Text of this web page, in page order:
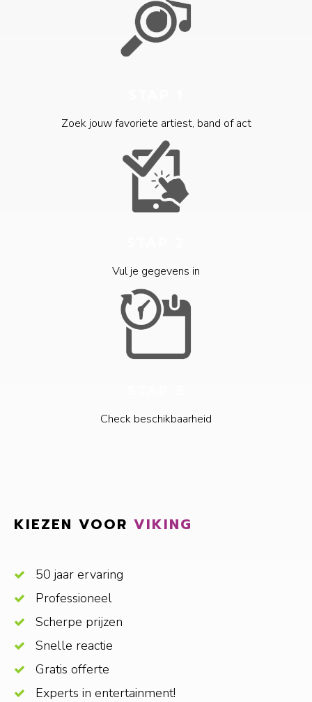
Zoek jouw favoriete artiest, band of act
Vul je gegevens in
Check beschikbaarheid
KIEZEN VOOR VIKING
50 jaar ervaring
Professioneel
Scherpe prijzen
Snelle reactie
Gratis offerte
Experts in entertainment!